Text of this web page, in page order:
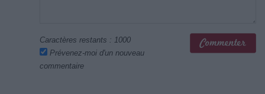
Caractères restants : 1000
Prévenez-moi d'un nouveau
commentaire